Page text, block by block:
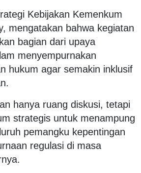
Kebijakan Kemenkum
mengatakan bahwa kegiatan
bagian dari upaya
menyempurnakan
hukum agar semakin inklusif
hanya ruang diskusi, tetapi
strategis untuk menampung
pemangku kepentingan
regulasi di masa